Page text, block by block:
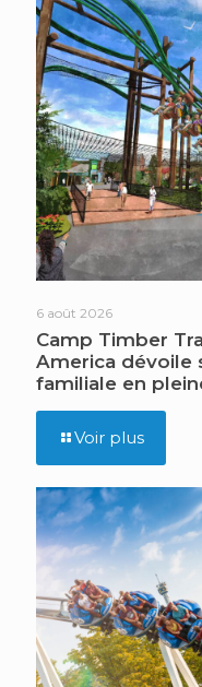
6 août 2026
Camp Timber
America dévoile
familiale en
Voir plus